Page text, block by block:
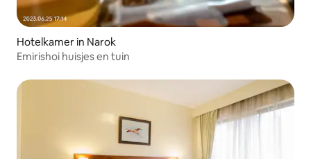
Hotelkamer in Narok
Emirishoi huisjes en tuin